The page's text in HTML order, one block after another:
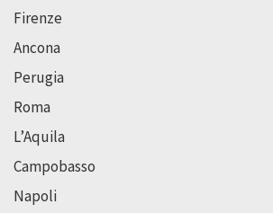
Firenze
Ancona
Perugia
Roma
L’Aquila
Campobasso
Napoli